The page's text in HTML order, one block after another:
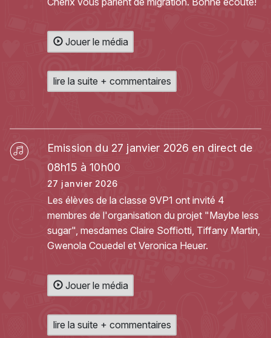
Jouer le média
lire la suite + commentaires
Emission du 27 janvier 2026 en direct de
08h15 à 10h00
27 janvier 2026
Les élèves de la classe 9VP1 ont invité 4
membres de l'organisation du projet "Maybe less
sugar", mesdames Claire Soffiotti, Tiffany Martin,
Gwenola Couedel et Veronica Heuer.
Jouer le média
lire la suite + commentaires